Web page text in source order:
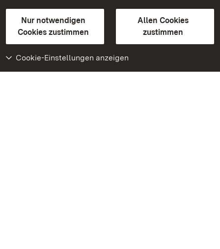
Nur notwendigen
Cookies zustimmen
Allen Cookies
zustimmen
Cookie-Einstellungen anzeigen
GebärdenspracheLeichte Sprache
Erklärung zur Barrierefreiheit
BITV-konform (geprüfte Seiten)
Weiteres